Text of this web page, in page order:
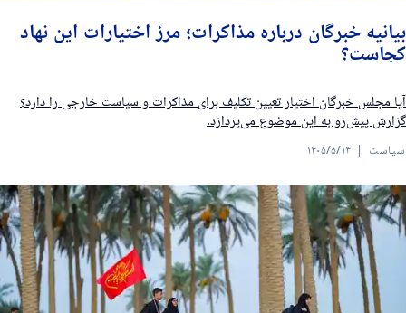
خبرگان درباره مذاکرات؛ مرز اختیارات این نهاد
مجلس خبرگان اختیار تعیین تکلیف برای مذاکرات و سیاست خارجی را دارد؟
پیش‌رو به این موضوع می‌پردازد.
۱۴۰۵/۵/۱۴